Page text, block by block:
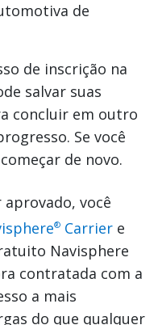
de
de inscrição na
salvar suas
concluir em outro
Se você
de novo.
você
® Carrier e
Navisphere
contratada com a
a mais
do que qualquer